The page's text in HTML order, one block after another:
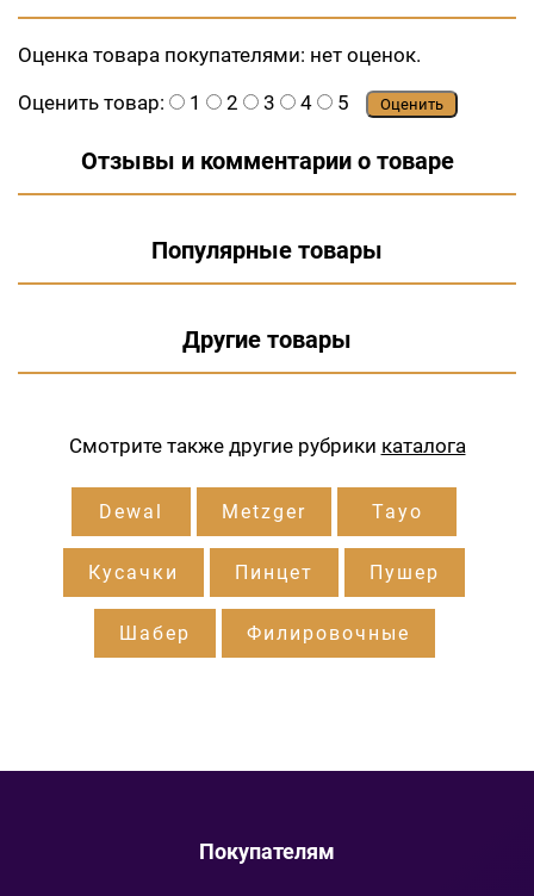
Оценка товара покупателями: нет оценок.
Оценить товар:
1 2 3 4 5 Оценить
Отзывы и комментарии о товаре
Популярные товары
Другие товары
Смотрите также другие рубрики каталога
Dewal Metzger Tayo
Кусачки Пинцет Пушер
Шабер Филировочные
Покупателям